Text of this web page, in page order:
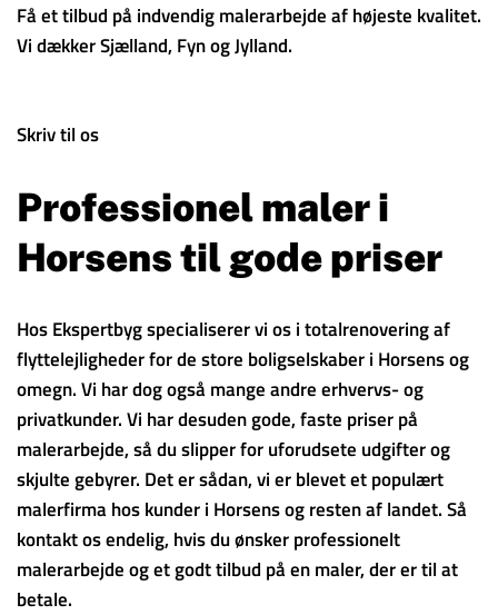
Få et tilbud på indvendig malerarbejde af højeste kvalitet.
Vi dækker Sjælland, Fyn og Jylland.
Skriv til os
Professionel maler i
Horsens til gode priser
Hos Ekspertbyg specialiserer vi os i totalrenovering af
flyttelejligheder for de store boligselskaber i Horsens og
omegn. Vi har dog også mange andre erhvervs- og
privatkunder. Vi har desuden gode, faste priser på
malerarbejde, så du slipper for uforudsete udgifter og
skjulte gebyrer. Det er sådan, vi er blevet et populært
malerfirma hos kunder i Horsens og resten af landet. Så
kontakt os endelig, hvis du ønsker professionelt
malerarbejde og et godt tilbud på en maler, der er til at
betale.